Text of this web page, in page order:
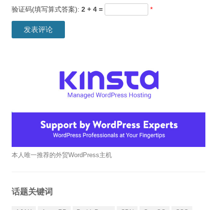
验证码(填写算式答案): 2 + 4 = *
本人唯一推荐的外贸WordPress主机
话题关键词